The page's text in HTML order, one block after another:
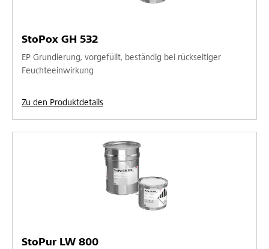
StoPox GH 532
EP Grundierung, vorgefüllt, beständig bei rückseitiger
Feuchteeinwirkung
Zu den Produktdetails
StoPur LW 800